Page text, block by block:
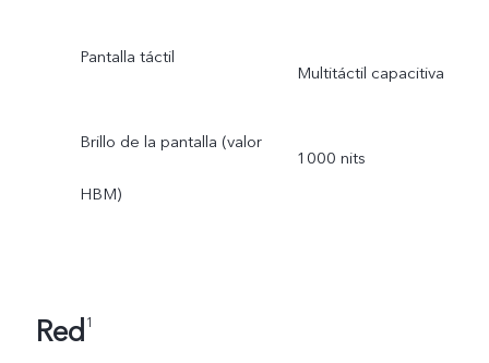
Pantalla táctil
Multitáctil capacitiva
Brillo de la pantalla (valor
HBM)
1000 nits
Red1